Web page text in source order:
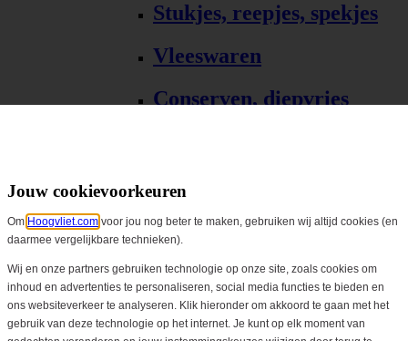
Stukjes, reepjes, spekjes
Vleeswaren
Conserven, diepvries
Gourmet & barbecue
Alle Gourmet & barbecue
Gourmet, fondue
Barbecue, grill
Jouw cookievoorkeuren
Om Hoogvliet.com voor jou nog beter te maken, gebruiken wij altijd cookies (en
daarmee vergelijkbare technieken).
Wij en onze partners gebruiken technologie op onze site, zoals cookies om
inhoud en advertenties te personaliseren, social media functies te bieden en
ons websiteverkeer te analyseren. Klik hieronder om akkoord te gaan met het
gebruik van deze technologie op het internet. Je kunt op elk moment van